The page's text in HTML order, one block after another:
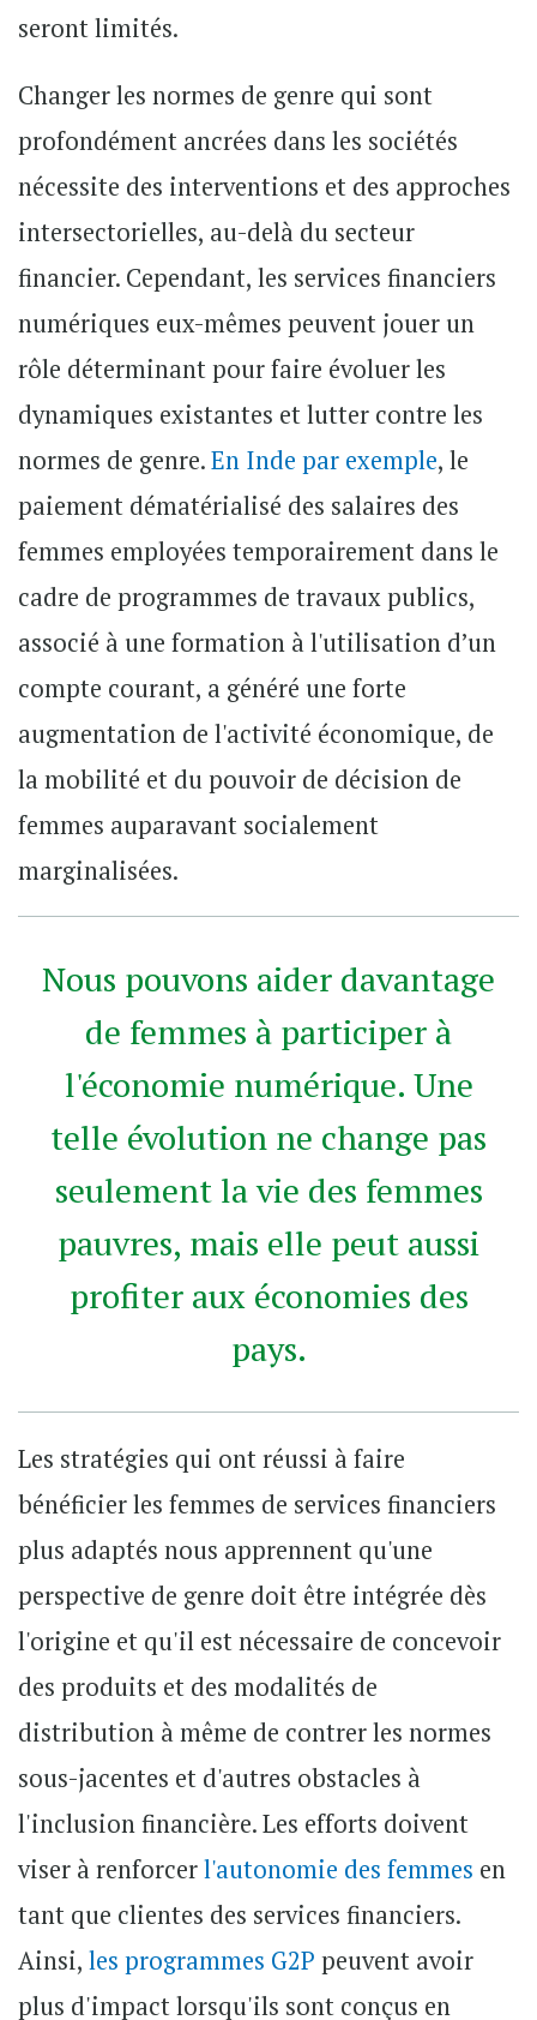
seront limités.
Changer les normes de genre qui sont
profondément ancrées dans les sociétés
nécessite des interventions et des approches
intersectorielles, au-delà du secteur
financier. Cependant, les services financiers
numériques eux-mêmes peuvent jouer un
rôle déterminant pour faire évoluer les
dynamiques existantes et lutter contre les
normes de genre.En Inde par exemple, le
paiement dématérialisé des salaires des
femmes employées temporairement dans le
cadre de programmes de travaux publics,
associé à une formation à l'utilisation d’un
compte courant, a généré une forte
augmentation de l'activité économique, de
la mobilité et du pouvoir de décision de
femmes auparavant socialement
marginalisées.
Nous pouvons aider davantage
de femmes à participer à
l'économie numérique. Une
telle évolution ne change pas
seulement la vie des femmes
pauvres, mais elle peut aussi
profiter aux économies des
pays.
Les stratégies qui ont réussi à faire
bénéficier les femmes de services financiers
plus adaptés nous apprennent qu'une
perspective de genre doit être intégrée dès
l'origine et qu'il est nécessaire de concevoir
des produits et des modalités de
distribution à même de contrer les normes
sous-jacentes et d'autres obstacles à
l'inclusion financière. Les efforts doivent
viser à renforcerl'autonomie des femmes en
tant que clientes des services financiers.
Ainsi, les programmes G2P peuvent avoir
plus d'impact lorsqu'ils sont conçus en